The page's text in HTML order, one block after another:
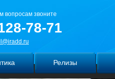
вопросам звоните
78-71
Релизы